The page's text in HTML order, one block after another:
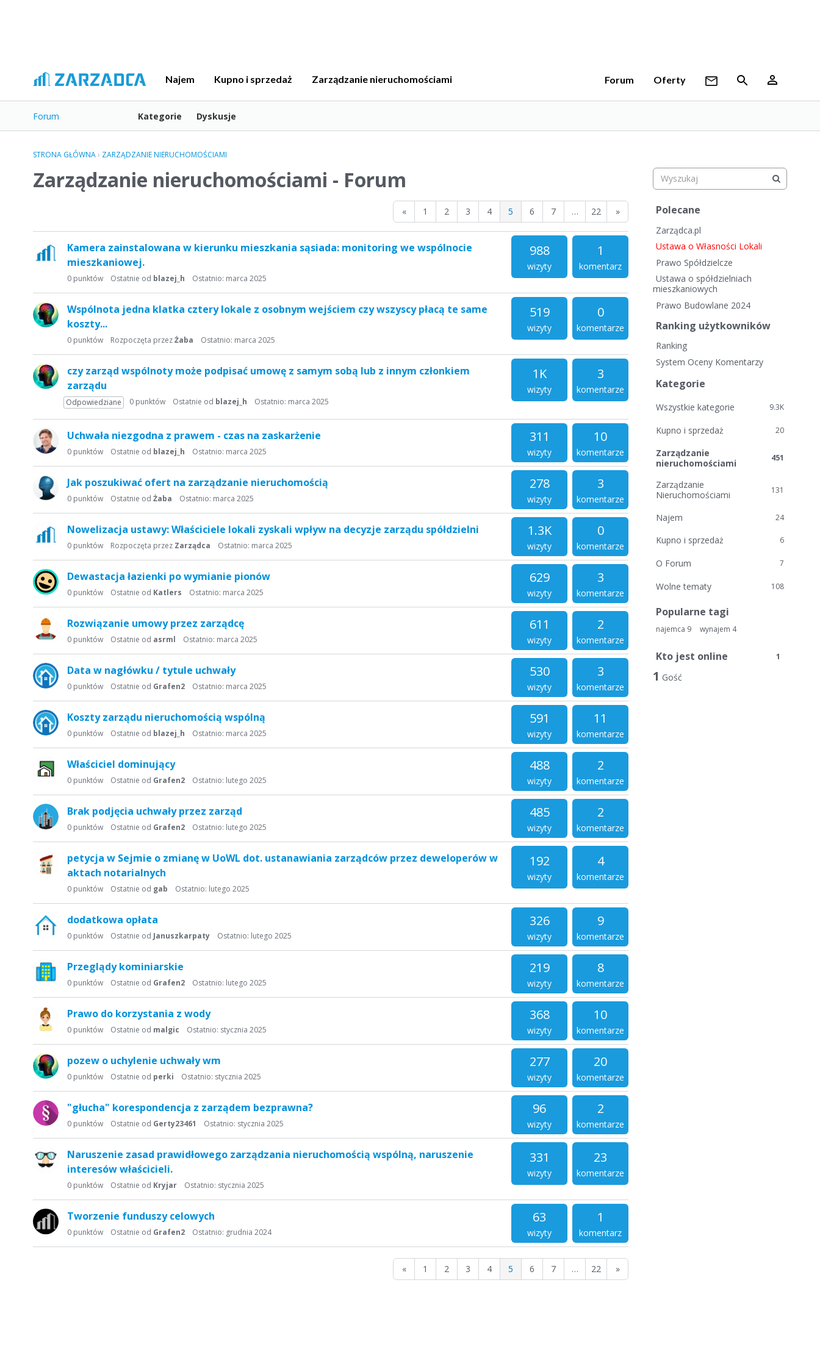
Najem Kupno i sprzedaż Zarządzanie nieruchomościami Forum Oferty
Forum Kategorie Dyskusje
STRONA GŁÓWNA› ZARZĄDZANIE NIERUCHOMOŚCIAMI
Zarządzanie nieruchomościami - Forum
« 1 2 3 4 5 6 7 … 22 »
s
a
d
y
u
s
y
Kamera zainstalowana w kierunku mieszkania sąsiada: monitoring we wspólnocie
mieszkaniowej.
988
wizyty
1
komentarz
0 punktów Ostatnie od blazej_h Ostatnio: marca 2025
Wspólnota jedna klatka cztery lokale z osobnym wejściem czy wszyscy płacą te same
koszty...
519
wizyty
0
komentarze
0 punktów Rozpoczęta przezŻaba Ostatnio: marca 2025
czy zarząd wspólnoty może podpisać umowę z samym sobą lub z innym członkiem
zarządu
Odpowiedziane
1K
wizyty
3
komentarze
0 punktów Ostatnie od blazej_h Ostatnio: marca 2025
Uchwała niezgodna z prawem - czas na zaskarżenie 311
wizyty
10
komentarze
0 punktów Ostatnie od blazej_h Ostatnio: marca 2025
Jak poszukiwać ofert na zarządzanie nieruchomością 278
wizyty
3
komentarze
0 punktów Ostatnie od Żaba Ostatnio: marca 2025
Nowelizacja ustawy: Właściciele lokali zyskali wpływ na decyzje zarządu spółdzielni 1.3K
wizyty
0
komentarze
0 punktów Rozpoczęta przez Zarządca Ostatnio: marca 2025
Dewastacja łazienki po wymianie pionów 629
wizyty
3
komentarze
0 punktów Ostatnie od Katlers Ostatnio: marca 2025
Rozwiązanie umowy przez zarządcę 611
wizyty
2
komentarze
0 punktów Ostatnie od asrml Ostatnio: marca 2025
Data w nagłówku / tytule uchwały 530
wizyty
3
komentarze
0 punktów Ostatnie od Grafen2 Ostatnio: marca 2025
Koszty zarządu nieruchomością wspólną 591
wizyty
11
komentarze
0 punktów Ostatnie od blazej_h Ostatnio: marca 2025
Właściciel dominujący 488
wizyty
2
komentarze
0 punktów Ostatnie od Grafen2 Ostatnio: lutego 2025
Brak podjęcia uchwały przez zarząd 485
wizyty
2
komentarze
0 punktów Ostatnie od Grafen2 Ostatnio: lutego 2025
petycja w Sejmie o zmianę w UoWL dot. ustanawiania zarządców przez deweloperów w
aktach notarialnych
192
wizyty
4
komentarze
0 punktów Ostatnie od gab Ostatnio: lutego 2025
dodatkowa opłata 326
wizyty
9
komentarze
0 punktów Ostatnie od Januszkarpaty Ostatnio: lutego 2025
Przeglądy kominiarskie 219
wizyty
8
komentarze
0 punktów Ostatnie od Grafen2 Ostatnio: lutego 2025
Prawo do korzystania z wody 368
wizyty
10
komentarze
0 punktów Ostatnie od malgic Ostatnio: stycznia 2025
pozew o uchylenie uchwały wm 277
wizyty
20
komentarze
0 punktów Ostatnie od perki Ostatnio: stycznia 2025
"głucha" korespondencja z zarządem bezprawna? 96
wizyty
2
komentarze
0 punktów Ostatnie od Gerty23461 Ostatnio: stycznia 2025
Naruszenie zasad prawidłowego zarządzania nieruchomością wspólną, naruszenie
interesów właścicieli.
331
wizyty
23
komentarze
0 punktów Ostatnie od Kryjar Ostatnio: stycznia 2025
Tworzenie funduszy celowych 63
wizyty
1
komentarz
0 punktów Ostatnie od Grafen2 Ostatnio: grudnia 2024
« 1 2 3 4 5 6 7 … 22 »
S
y
b
k
e
n
k
Polecane
Zarządca.pl
Ustawa o Własności Lokali
Prawo Spółdzielcze
Ustawa o spółdzielniach
mieszkaniowych
Prawo Budowlane 2024
Ranking użytkowników
Ranking
System Oceny Komentarzy
Kategorie
9.3K
Wszystkie kategorie
20
Kupno i sprzedaż
451
Zarządzanie
nieruchomościami
131
Zarządzanie
Nieruchomościami
24
Najem
6
Kupno i sprzedaż
7
O Forum
108
Wolne tematy
Popularne tagi
najemca 9 wynajem 4
Kto jest online 1
1 Gość